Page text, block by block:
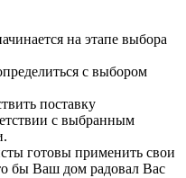
на этапе выбора
с выбором
поставку
с выбранным
готовы применить свои
бы Ваш дом радовал Вас